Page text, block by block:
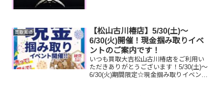
券をまとめて持って...
買取実績
【松山古川椿店】5/30(土)～
6/30(火)開催！現金掴み取りイベ
ントのご案内です！
いつも買取大吉松山古川椿店をご利用い
ただきありがとうございます！5/30(土)～
6/30(火)期間限定☆現金掴み取りイベント